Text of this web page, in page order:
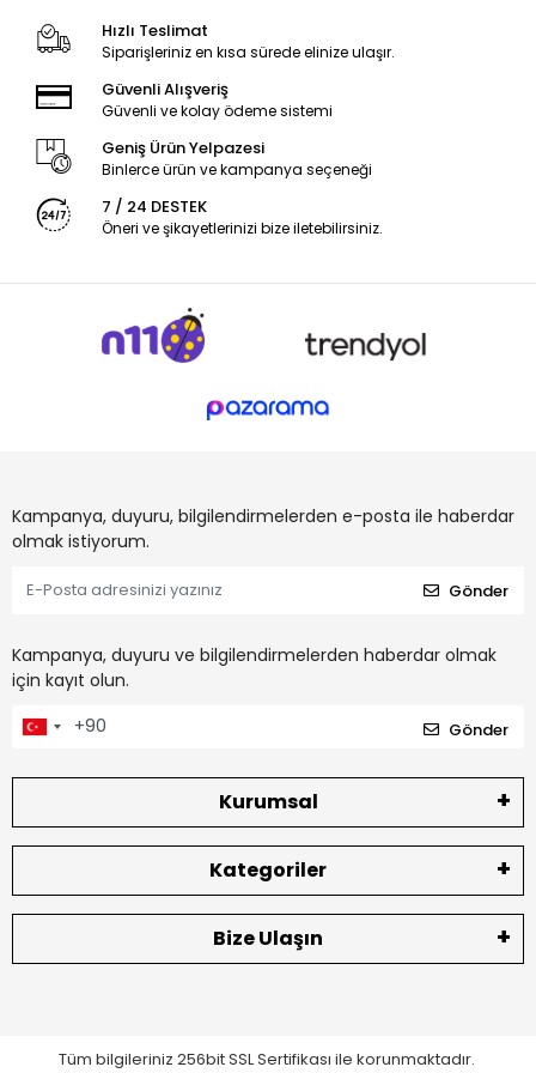
Hızlı Teslimat
Siparişleriniz en kısa sürede elinize ulaşır.
Güvenli Alışveriş
Güvenli ve kolay ödeme sistemi
Geniş Ürün Yelpazesi
Binlerce ürün ve kampanya seçeneği
7 / 24 DESTEK
Öneri ve şikayetlerinizi bize iletebilirsiniz.
Kampanya, duyuru, bilgilendirmelerden e-posta ile haberdar
olmak istiyorum.
Gönder
Kampanya, duyuru ve bilgilendirmelerden haberdar olmak
için kayıt olun.
Gönder
Kurumsal
Kategoriler
Bize Ulaşın
Tüm bilgileriniz 256bit SSL Sertifikası ile korunmaktadır.